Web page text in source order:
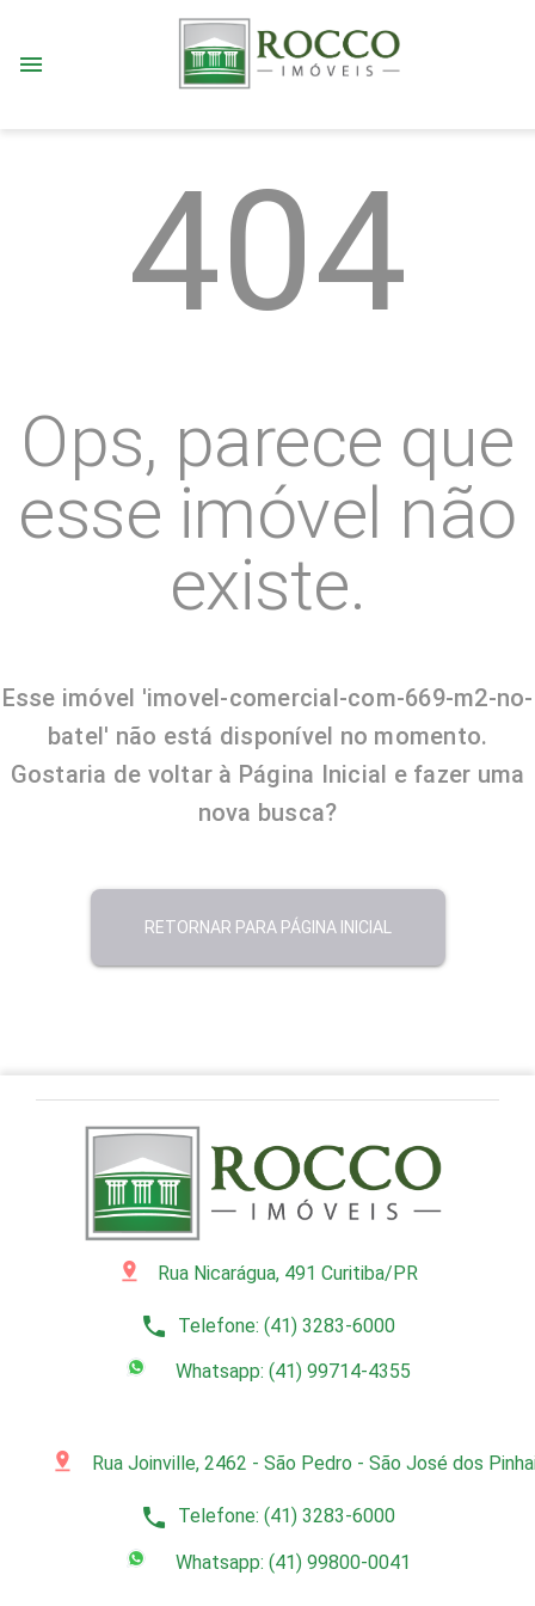
menu
pin_drop Rua Nicarágua, 491 Curitiba/PR
phone Telefone: (41) 3283-6000
Whatsapp: (41) 99714-4355
pin_drop Rua Joinville, 2462 - São Pedro - São José dos
phone Telefone: (41) 3283-6000
Whatsapp: (41) 99800-0041
404
Ops, parece que
esse imóvel não
existe.
Esse imóvel 'imovel-comercial-com-669-m2-no-
batel' não está disponível no momento.
Gostaria de voltar à Página Inicial e fazer uma
nova busca?
RETORNAR PARA PÁGINA INICIAL